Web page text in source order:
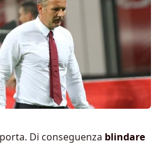
Di conseguenza blindare